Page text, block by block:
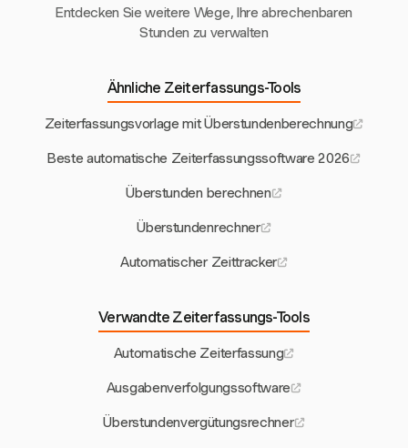
Entdecken Sie weitere Wege, Ihre abrechenbaren
Stunden zu verwalten
Ähnliche Zeiterfassungs-Tools
Zeiterfassungsvorlage mit Überstundenberechnung
Beste automatische Zeiterfassungssoftware 2026
Überstunden berechnen
Überstundenrechner
Automatischer Zeittracker
Verwandte Zeiterfassungs-Tools
Automatische Zeiterfassung
Ausgabenverfolgungssoftware
Überstundenvergütungsrechner